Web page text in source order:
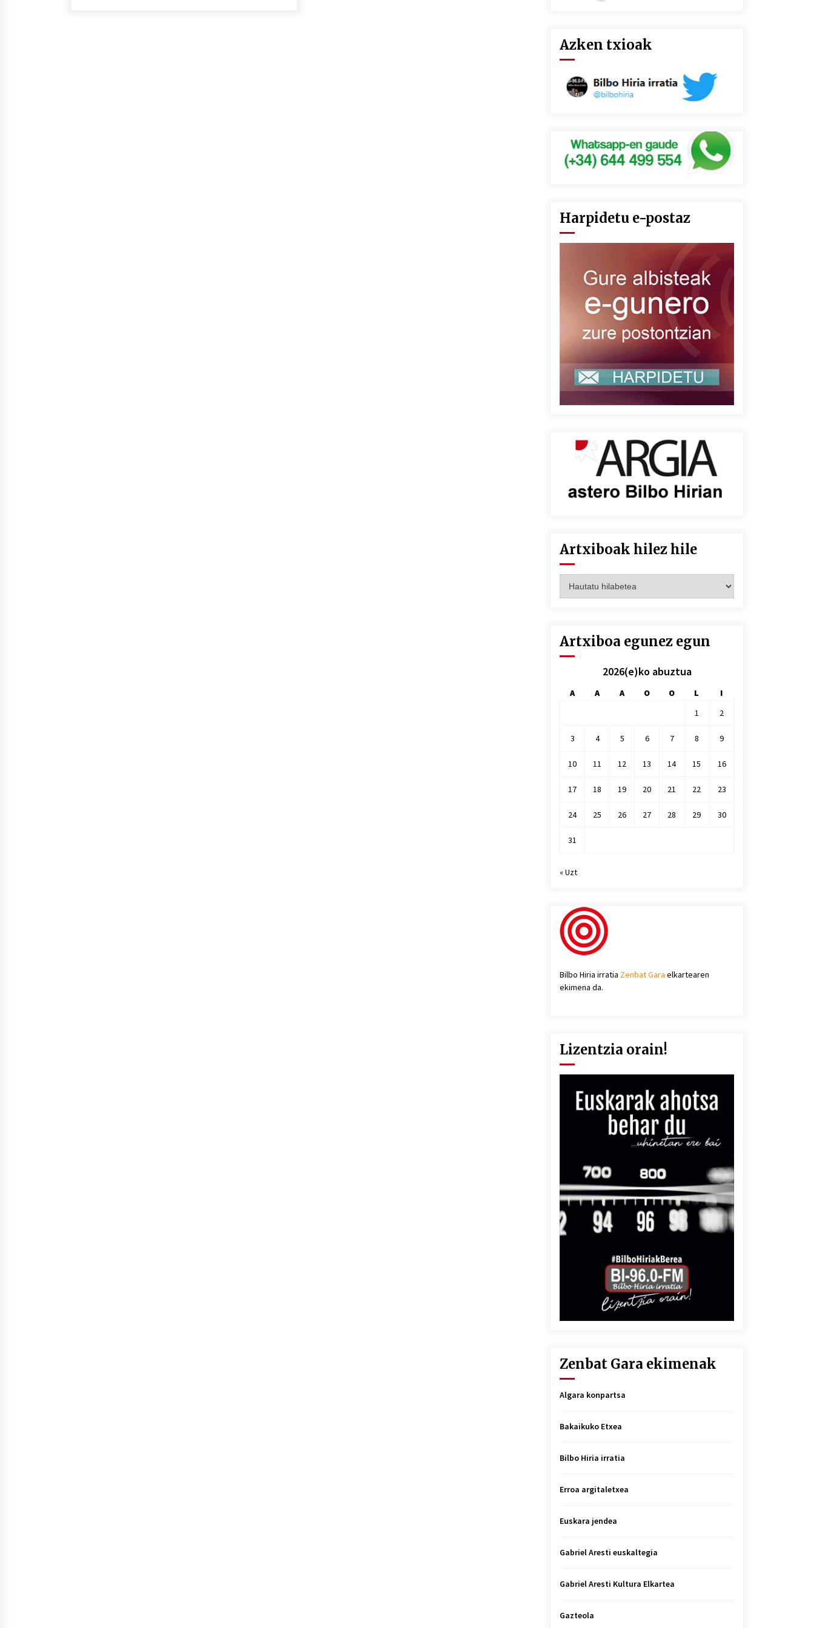
Azken txioak
Harpidetu e-postaz
Artxiboak hilez hile
hilez
Artxiboa egunez egun
2026(e)ko abuztua
A A A O O L
I
1
2
3 4 5 6 7 8 9
10 11 12 13 14 15 16
17 18 19 20 21 22 23
24 25 26 27 28 29 30
31
« Uzt
Bilbo Hiria irratia Zenbat Gara elkartearen
ekimena da.
Lizentzia orain!
Zenbat Gara ekimenak
Algara konpartsa
Bakaikuko Etxea
Bilbo Hiria irratia
Erroa argitaletxea
Euskara jendea
Gabriel Aresti euskaltegia
Gabriel Aresti Kultura Elkartea
Gazteola